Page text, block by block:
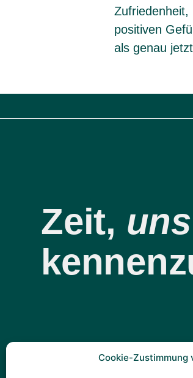
Cookie-Zustimmung
positiven
als genau
Zeit, uns